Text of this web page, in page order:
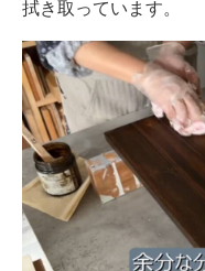
拭き取っています。